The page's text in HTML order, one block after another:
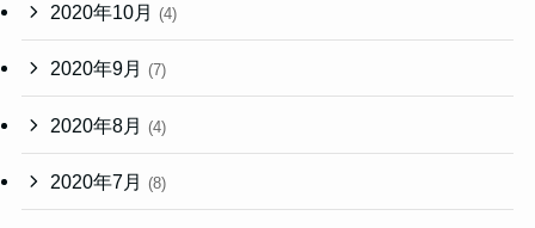
2020年10月 (4)
2020年9月 (7)
2020年8月 (4)
2020年7月 (8)